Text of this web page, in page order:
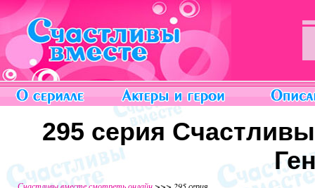
295 серия